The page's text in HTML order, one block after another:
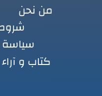
من نحن
كتاب و آراء